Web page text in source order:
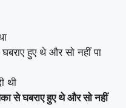
हुए थे और सो नहीं पा
थी
से घबराए हुए थे और सो नहीं